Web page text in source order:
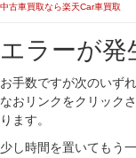
中古車買取なら楽天Car車買取
エラーが発
お手数ですが次のいず
なおリンクをクリック
ります。
少し時間を置いてもう